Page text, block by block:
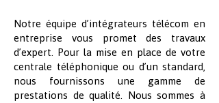
Notre équipe d’intégrateurs télécom en
entreprise vous promet des travaux
d’expert. Pour la mise en place de votre
centrale téléphonique ou d’un standard,
nous fournissons une gamme de
prestations de qualité. Nous sommes à